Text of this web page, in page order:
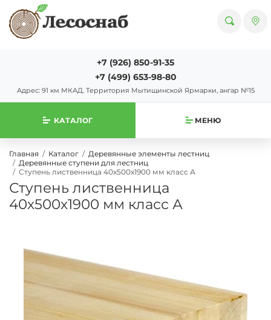
+7 (926) 850-91-35
+7 (499) 653-98-80
Адрес: 91 км МКАД. Территория Мытищинской Ярмарки, ангар №15
КАТАЛОГ МЕНЮ
Главная Каталог
Деревянные элементы лестниц
Деревянные ступени для лестниц
Ступень лиственница 40х500х1900 мм класс А
Ступень лиственница
40х500х1900 мм класс А